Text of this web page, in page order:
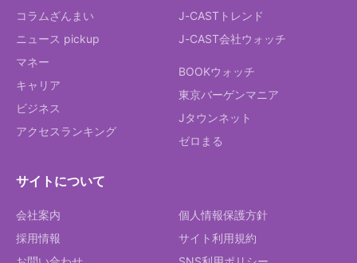
コラムざんまい
ニュース pickup
マネー
キャリア
ビジネス
アクセスランキング
J-CASTトレンド
J-CAST会社ウォッチ
BOOKウォッチ
東京バーゲンマニア
Jタウンネット
ゼロまる
サイトについて
会社案内
採用情報
個人情報保護方針
サイト利用規約